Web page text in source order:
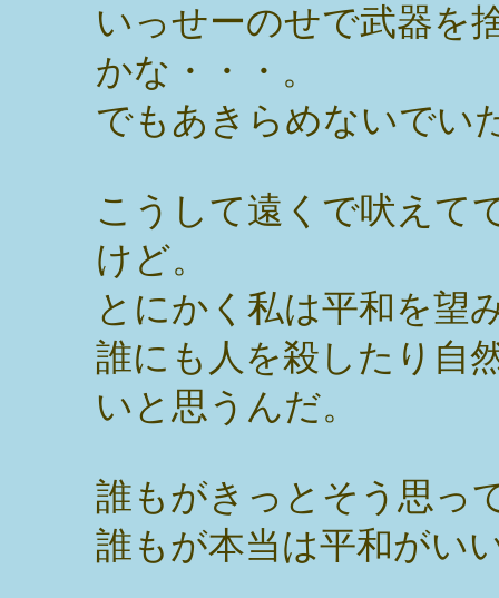
いっせーのせで武器を
かな・・・。
でもあきらめないでい
こうして遠くで吠えて
けど。
とにかく私は平和を望
誰にも人を殺したり自
いと思うんだ。
誰もがきっとそう思っ
誰もが本当は平和がい